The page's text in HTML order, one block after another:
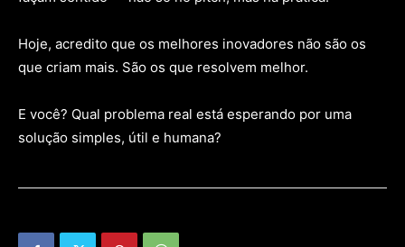
Hoje, acredito que os melhores inovadores não são os
que criam mais. São os que resolvem melhor.
E você? Qual problema real está esperando por uma
solução simples, útil e humana?